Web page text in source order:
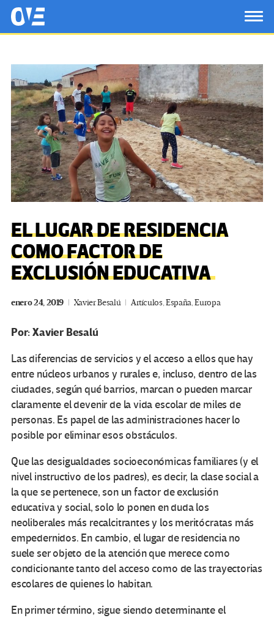
Saltar al contenido principal
OtrasVocesenEducacion.org
EL LUGAR DE RESIDENCIA
COMO FACTOR DE
EXCLUSIÓN EDUCATIVA
enero 24, 2019 Xavier Besalú Artículos,España,Europa
Por: Xavier Besalú
Las diferencias de servicios y el acceso a ellos que hay
entre núcleos urbanos y rurales e, incluso, dentro de las
ciudades, según qué barrios, marcan o pueden marcar
claramente el devenir de la vida escolar de miles de
personas. Es papel de las administraciones hacer lo
posible por eliminar esos obstáculos.
Que las desigualdades socioeconómicas familiares (y el
nivel instructivo de los padres), es decir, la clase social a
la que se pertenece, son un factor de exclusión
educativa y social, solo lo ponen en duda los
neoliberales más recalcitrantes y los meritócratas más
empedernidos. En cambio, el lugar de residencia no
suele ser objeto de la atención que merece como
condicionante tanto del acceso como de las trayectorias
escolares de quienes lo habitan.
En primer término, sigue siendo determinante el